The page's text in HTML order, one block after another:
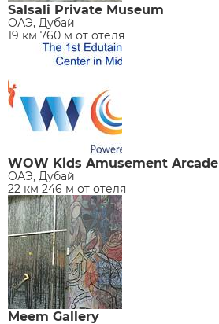
Salsali Private Museum
ОАЭ, Дубай
19 км 760 м от отеля
WOW Kids Amusement Arcade
ОАЭ, Дубай
22 км 246 м от отеля
Meem Gallery